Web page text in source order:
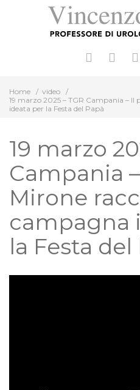
Home / video /
19 marzo 2025 – TGR Campania –
ideata per la Festa del Papà
19 marzo
Campania
Mirone
campagna
la Festa del